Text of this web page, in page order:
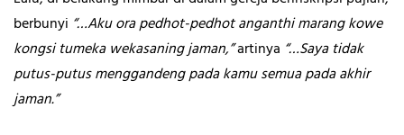
berbunyi “…Aku ora pedhot-pedhot anganthi marang kowe
kongsi tumeka wekasaning jaman,”artinya “…Saya tidak
putus-putus menggandeng pada kamu semua pada akhir
jaman.”